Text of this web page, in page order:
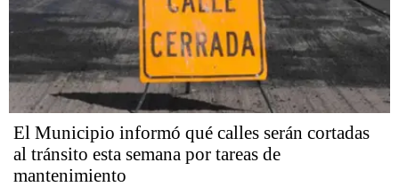
El Municipio informó qué calles serán cortadas
al tránsito esta semana por tareas de
mantenimiento